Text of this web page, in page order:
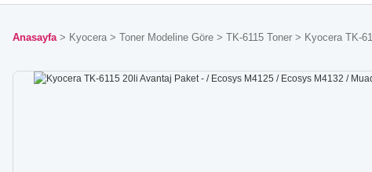
Anasayfa Kyocera Toner Modeline Göre TK-6115 Toner Kyocera TK-